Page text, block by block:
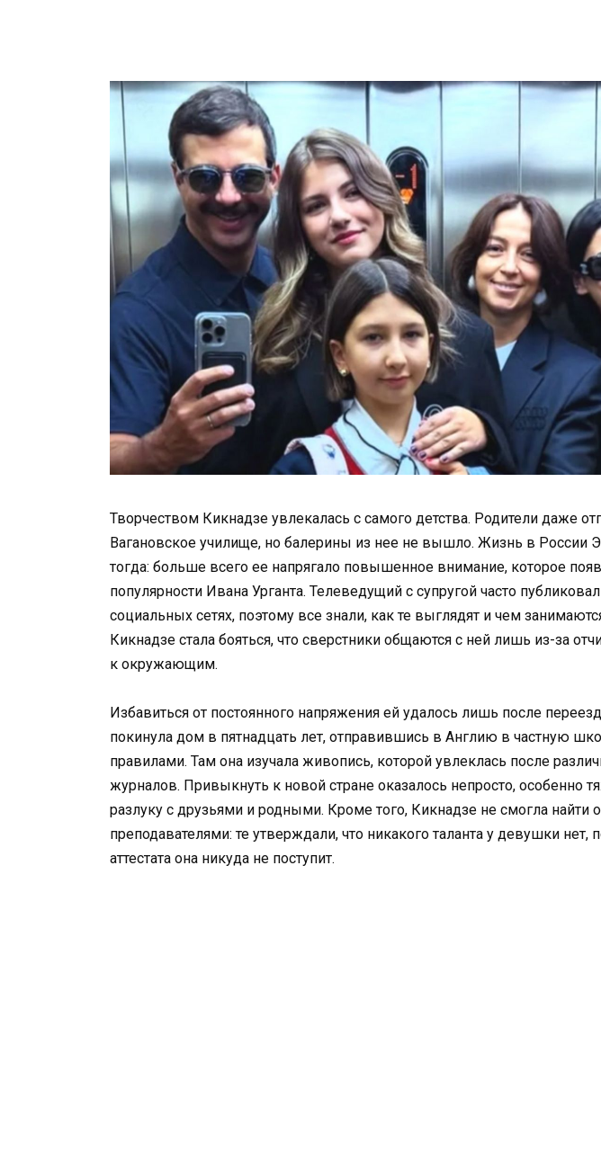
Творчеством Кикнадзе увлекалась с самого детства. Родители даже
Вагановское училище, но балерины из нее не вышло. Жизнь в России
тогда: больше всего ее напрягало повышенное внимание, которое
популярности Ивана Урганта. Телеведущий с супругой часто
социальных сетях, поэтому все знали, как те выглядят и чем
Кикнадзе стала бояться, что сверстники общаются с ней лишь из-за
к окружающим.
Избавиться от постоянного напряжения ей удалось лишь после
покинула дом в пятнадцать лет, отправившись в Англию в частную
правилами. Там она изучала живопись, которой увлеклась после
журналов. Привыкнуть к новой стране оказалось непросто, особенно
разлуку с друзьями и родными. Кроме того, Кикнадзе не смогла найти
преподавателями: те утверждали, что никакого таланта у девушки нет,
аттестата она никуда не поступит.